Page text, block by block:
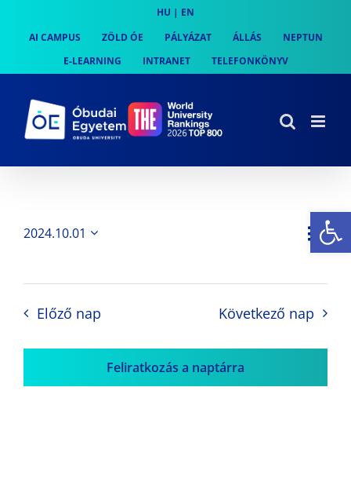
content
HU | EN
AI CAMPUS
ZÖLD ÓE PÁLYÁZAT ÁLLÁS
NEPTUN
E-LEARNING
INTRANET TELEFONKÖNYV
Nap
2024.10.01
Előző nap Következő nap
Feliratkozás a naptárra